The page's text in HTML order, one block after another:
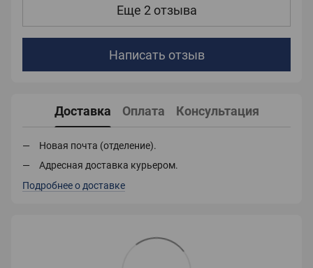
Еще 2 отзыва
Написать отзыв
Доставка Оплата Консультация
Новая почта (отделение).
Адресная доставка курьером.
Подробнее о доставке